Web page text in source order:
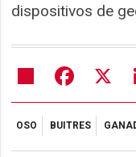
dispositivos de
Share Facebook
OSO BUITRES